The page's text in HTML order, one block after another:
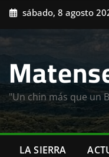
Saltar
contenido
sábado, 8 agosto
"Un chin más que un
LA SIERRA